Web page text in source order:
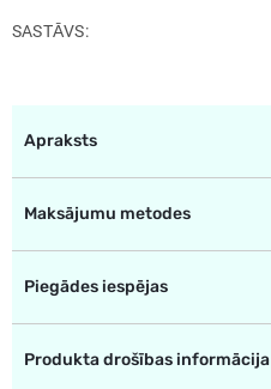
SASTĀVS
Apraksts
Maksājumu metodes
Piegādes iespējas
Produkta drošības informācija